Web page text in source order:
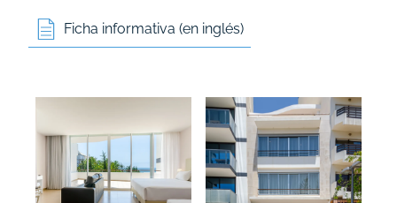
Ficha informativa (en inglés)